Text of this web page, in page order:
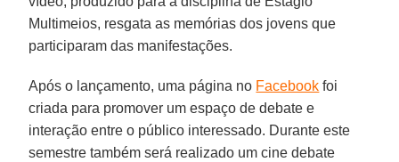
Multimeios, resgata as memórias dos jovens que
participaram das manifestações.
Após o lançamento, uma página no Facebook foi
criada para promover um espaço de debate e
interação entre o público interessado. Durante este
semestre também será realizado um cine debate